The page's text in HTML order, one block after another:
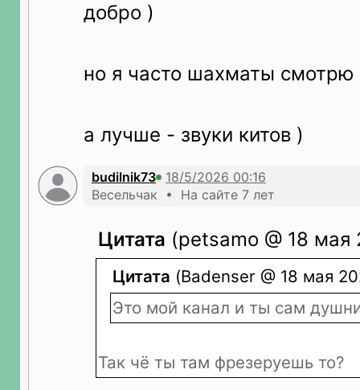
добро )
но я часто шахматы смотрю
а лучше - звуки китов )
budilnik73
Весельчак • На сайте 7 лет
Цитата (petsamo @ 18
Цитата (Badenser @ 18 мая
Это мой канал и ты сам
Так чё ты там фрезеруешь то?